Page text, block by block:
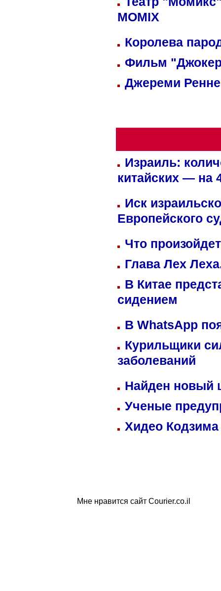
MOMIX
Королева
Фильм
Джереми
Израиль:
китайских — на
Иск
Европейского
Что
Глава Лех
В Китае
сидением
В WhatsApp
Курильщики
заболеваний
Найден
Ученые
Хидео
Мне нравится сайт Courier.co.il